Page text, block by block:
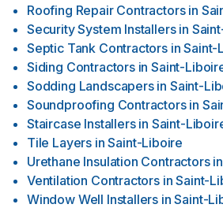
Roofing Repair Contractors in
Security System Installers in
Septic Tank Contractors in Saint-
Siding Contractors in Saint-
Sodding Landscapers in Saint-
Soundproofing Contractors in
Staircase Installers in Saint-
Tile Layers in Saint-Liboire
Urethane Insulation Contractors in
Ventilation Contractors in Saint-
Window Well Installers in Saint-